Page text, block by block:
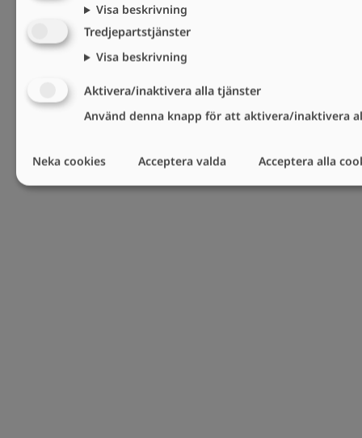
Visa beskrivning
Tredjepartstjänster
Visa beskrivning
Aktivera/inaktivera alla tjänster
Använd denna knapp för att aktivera/inaktivera
Neka cookies Acceptera valda Acceptera alla